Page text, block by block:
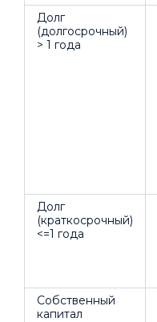
Долг
(долгосрочный)
> 1 года
Долг
(краткосрочный)
<=1 года
Собственный
капитал